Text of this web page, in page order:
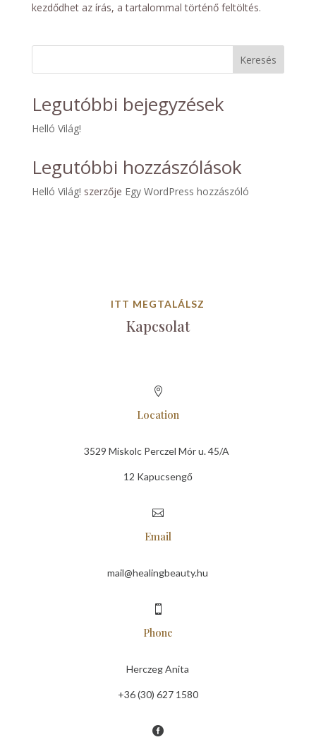
kezdődhet az írás, a tartalommal történő feltöltés.
Keresés
Legutóbbi bejegyzések
Helló Világ!
Legutóbbi hozzászólások
Helló Világ! szerzője Egy WordPress hozzászóló
ITT MEGTALÁLSZ
Kapcsolat

Location
3529 Miskolc Perczel Mór u. 45/A
12 Kapucsengő

Email
mail@healingbeauty.hu

Phone
Herczeg Anita
+36 (30) 627 1580
